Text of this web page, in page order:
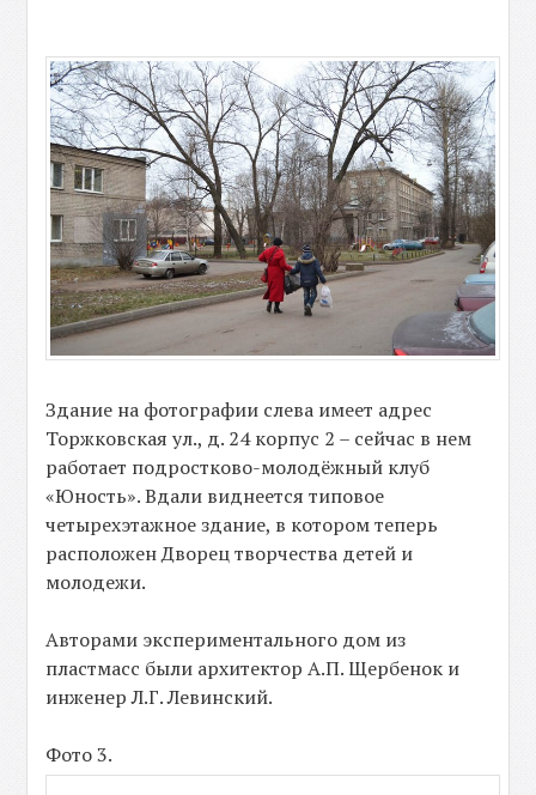
Здание на фотографии слева имеет адрес
Торжковская ул., д. 24 корпус 2 – сейчас в нем
работает подростково-молодёжный клуб
«Юность». Вдали виднеется типовое
четырехэтажное здание, в котором теперь
расположен Дворец творчества детей и
молодежи.
Авторами экспериментального дом из
пластмасс были архитектор А.П. Щербенок и
инженер Л.Г. Левинский.
Фото 3.